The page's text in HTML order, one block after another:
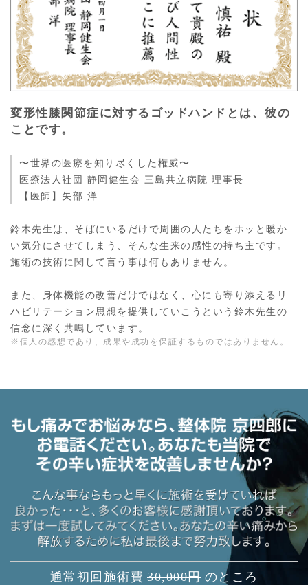
変形性膝関節症に対するゴッドハンドとは、彼の
ことです。
〜世界の医療を知り尽くした権威〜
医療法人社団 静岡健生会 三島共立病院 理事長
【医師】矢部 洋
鈴木先生は、そばにいるだけで周囲の人たちをホッと暖か
い気分にさせてしまう、そんな生来の感性の持ち主です。
施術の技術に関して言う事は何もありません。
また、身体機能の改善だけではなく、心にも寄り添えるリ
ハビリテーション思想を提供していこうという鈴木先生の
信念に深く共鳴しています。
※個人の感想であり、成果や成功を保証するものではありません。
通常初回施術費 30,000円 のところ